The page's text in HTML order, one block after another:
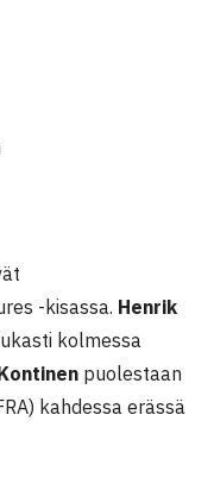
-kisassa. Henrik
kolmessa
puolestaan
kahdessa erässä